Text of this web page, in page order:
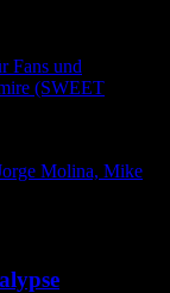
Fans und
(SWEET
Molina, Mike